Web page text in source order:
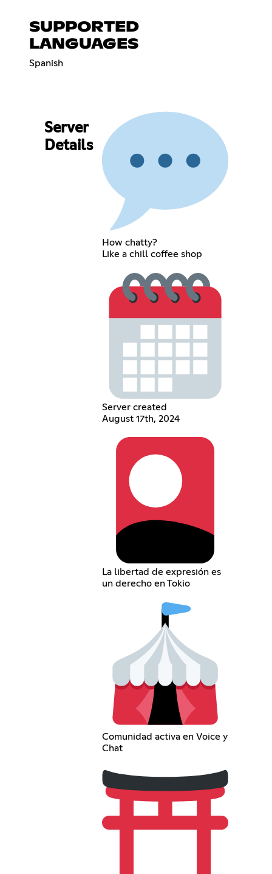
SUPPORTED
LANGUAGES
Spanish
Server
Details
How chatty?
Like a chill coffee shop
Server created
August 17th, 2024
La libertad de expresión es
un derecho en Tokio
Comunidad activa en Voice y
Chat